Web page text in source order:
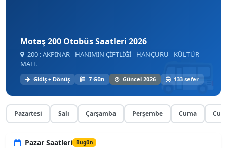
Motaş 200 Otobüs Saatleri 2026
200 : AKPINAR - HANIMIN ÇİFTLİĞİ - HANÇURU - KÜLTÜR
MAH.
Gidiş + Dönüş 7 Gün Güncel 2026 133 sefer
Pazartesi Salı Çarşamba Perşembe Cuma
Pazar Saatleri Bugün